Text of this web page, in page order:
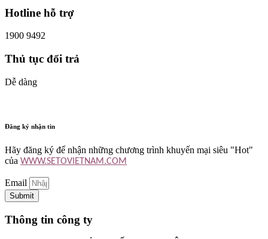
Hotline hỗ trợ
1900 9492
Thủ tục đổi trả
Dễ dàng
Đăng ký nhận tin
Hãy đăng ký để nhận những chương trình khuyến mại siêu "Hot"
của WWW.SETOVIETNAM.COM
Email
Submit
Thông tin công ty